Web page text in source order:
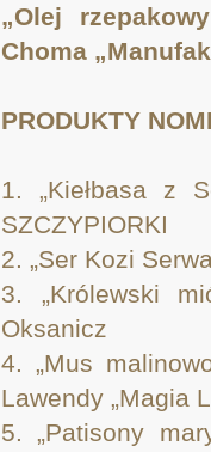
„Olej
Choma
PRODUKTY
1. „Kiełbasa z
SZCZYPIORKI
2. „Ser Kozi
3. „Królewski
Oksanicz
4. „Mus
Lawendy „Magia
5. „Patisony